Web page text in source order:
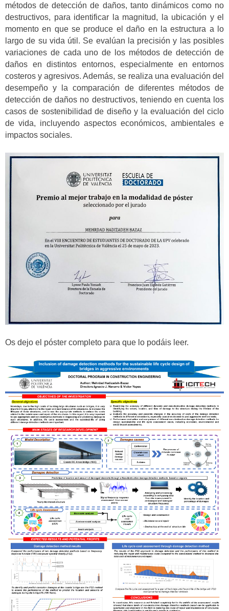
métodos de detección de daños, tanto dinámicos como no
destructivos, para identificar la magnitud, la ubicación y el
momento en que se produce el daño en la estructura a lo
largo de su vida útil. Se evalúan la precisión y las posibles
variaciones de cada uno de los métodos de detección de
daños en distintos entornos, especialmente en entornos
costeros y agresivos. Además, se realiza una evaluación del
desempeño y la comparación de diferentes métodos de
detección de daños no destructivos, teniendo en cuenta los
casos de sostenibilidad de diseño y la evaluación del ciclo
de vida, incluyendo aspectos económicos, ambientales e
impactos sociales.
Os dejo el póster completo para que lo podáis leer.